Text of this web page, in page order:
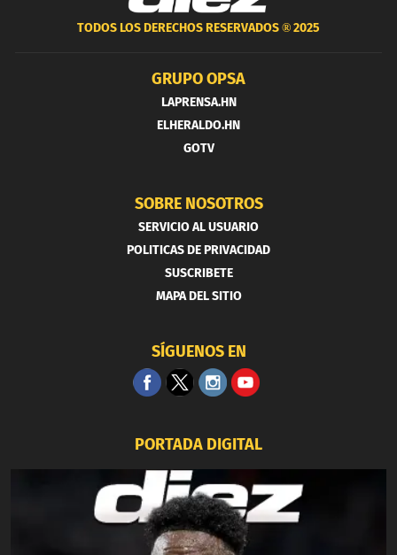
TODOS LOS DERECHOS RESERVADOS ®2025
GRUPO OPSA
LAPRENSA.HN
ELHERALDO.HN
GOTV
SOBRE NOSOTROS
SERVICIO AL USUARIO
POLITICAS DE PRIVACIDAD
SUSCRIBETE
MAPA DEL SITIO
SÍGUENOS EN
PORTADA DIGITAL